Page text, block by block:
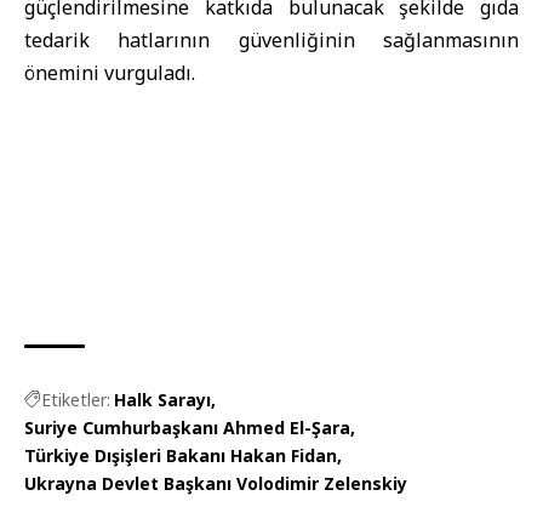
güçlendirilmesine katkıda bulunacak şekilde gıda
tedarik hatlarının güvenliğinin sağlanmasının
önemini vurguladı.
Etiketler: Halk Sarayı
Suriye Cumhurbaşkanı Ahmed El-Şara
Türkiye Dışişleri Bakanı Hakan Fidan
Ukrayna Devlet Başkanı Volodimir Zelenskiy